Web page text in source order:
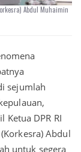
Abdul Muhaimin
sejumlah
DPR RI
Abdul
untuk segera